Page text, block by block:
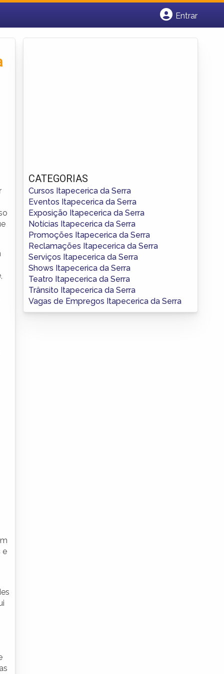
Entrar
e
CATEGORIAS
Cursos Itapecerica da Serra
Eventos Itapecerica da Serra
Exposição Itapecerica da Serra
Notícias Itapecerica da Serra
Promoções Itapecerica da Serra
Reclamações Itapecerica da Serra
Serviços Itapecerica da Serra
Shows Itapecerica da Serra
Teatro Itapecerica da Serra
Trânsito Itapecerica da Serra
Vagas de Empregos Itapecerica da Serra